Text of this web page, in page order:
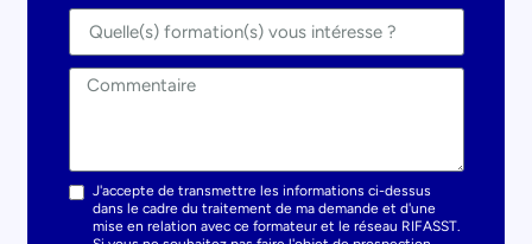
J'accepte de transmettre les informations ci-dessus
dans le cadre du traitement de ma demande et d'une
mise en relation avec ce formateur et le réseau RIFASST.